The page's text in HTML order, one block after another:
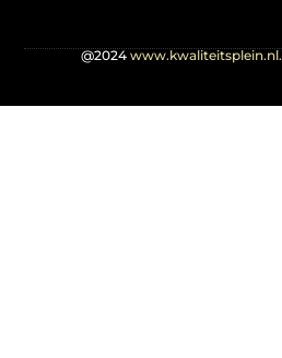
@2024 www.kwaliteitsplein.nl.